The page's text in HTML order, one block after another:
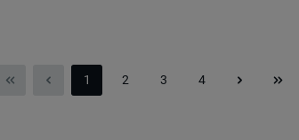
Seite
1
Seite
2
Seite
3
Seite
4